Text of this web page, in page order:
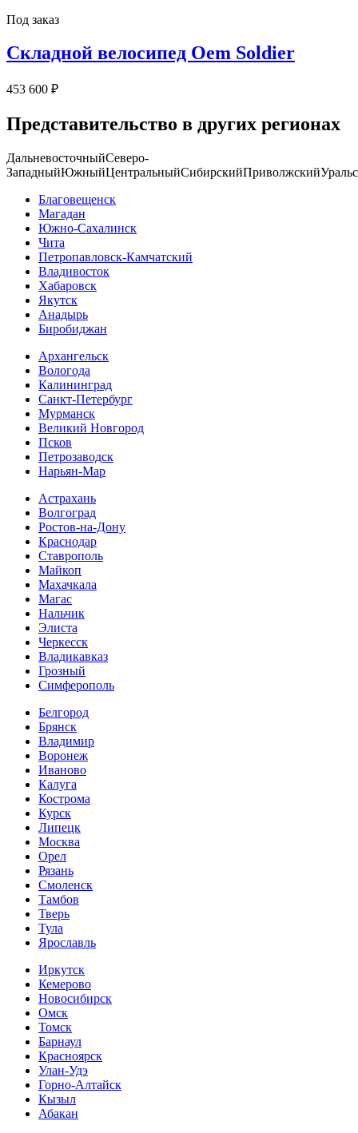
Под заказ
Складной велосипед Oem Soldier
453 600 ₽
Представительство в других регионах
ДальневосточныйСеверо-
ЗападныйЮжныйЦентральныйСибирскийПриволжский
Благовещенск
Магадан
Южно-Сахалинск
Чита
Петропавловск-Камчатский
Владивосток
Хабаровск
Якутск
Анадырь
Биробиджан
Архангельск
Вологода
Калининград
Санкт-Петербург
Мурманск
Великий Новгород
Псков
Петрозаводск
Нарьян-Мар
Астрахань
Волгоград
Ростов-на-Дону
Краснодар
Ставрополь
Майкоп
Махачкала
Магас
Нальчик
Элиста
Черкесск
Владикавказ
Грозный
Симферополь
Белгород
Брянск
Владимир
Воронеж
Иваново
Калуга
Кострома
Курск
Липецк
Москва
Орел
Рязань
Смоленск
Тамбов
Тверь
Тула
Ярославль
Иркутск
Кемерово
Новосибирск
Омск
Томск
Барнаул
Красноярск
Улан-Удэ
Горно-Алтайск
Кызыл
Абакан